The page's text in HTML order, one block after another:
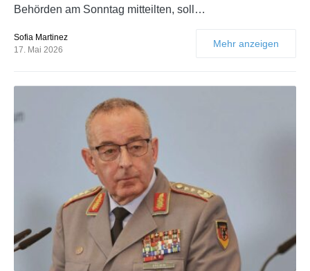
Behörden am Sonntag mitteilten, soll…
Sofia Martinez
17. Mai 2026
Mehr anzeigen